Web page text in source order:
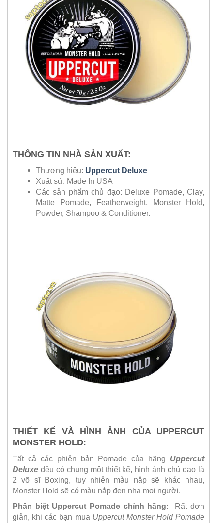
THÔNG TIN NHÀ SẢN XUẤT:
Thương hiệu: Uppercut Deluxe
Xuất sứ: Made In USA
Các sản phẩm chủ đạo: Deluxe Pomade, Clay,
Matte Pomade, Featherweight, Monster Hold,
Powder, Shampoo & Conditioner.
THIẾT KẾ VÀ HÌNH ẢNH CỦA UPPERCUT
MONSTER HOLD:
Tất cả các phiên bản Pomade của hãng Uppercut
Deluxe đều có chung một thiết kế, hình ảnh chủ đạo là
2 võ sĩ Boxing, tuy nhiên màu nắp sẽ khác nhau,
Monster Hold sẽ có màu nắp đen nha mọi người.
Phân biệt Uppercut Pomade chính hãng: Rất đơn
giản, khi các bạn mua Uppercut Monster Hold Pomade